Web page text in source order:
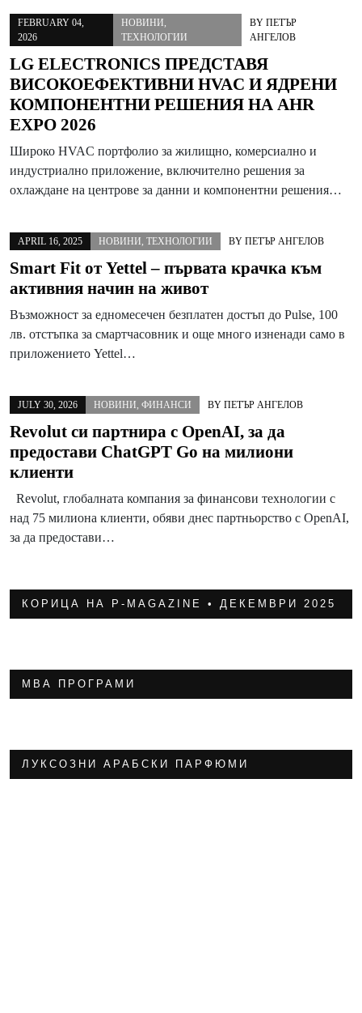
FEBRUARY 04,
2026
НОВИНИ,
ТЕХНОЛОГИИ
BYПЕТЪР
АНГЕЛОВ
LG ELECTRONICS ПРЕДСТАВЯ
ВИСОКОЕФЕКТИВНИ HVAC И ЯДРЕНИ
КОМПОНЕНТНИ РЕШЕНИЯ НА AHR
EXPO 2026
Широко HVAC портфолио за жилищнo, комерсиалнo и
индустриалнo приложениe, включително решения за
охлаждане на центрове за данни и компонентни решения…
APRIL 16, 2025 НОВИНИ, ТЕХНОЛОГИИ BY ПЕТЪР АНГЕЛОВ
Smart Fit от Yettel – първата крачка към
активния начин на живот
Възможност за едномесечен безплатен достъп до Pulse, 100
лв. отстъпка за смартчасовник и още много изненади само в
приложението Yettel…
JULY 30, 2026 НОВИНИ, ФИНАНСИ BY ПЕТЪР АНГЕЛОВ
Revolut си партнира с OpenAI, за да
предостави ChatGPT Go на милиони
клиенти
Revolut, глобалната компания за финансови технологии с
над 75 милиона клиенти, обяви днес партньорство с OpenAI,
за да предостави…
КОРИЦА НА P-MAGAZINE • ДЕКЕМВРИ 2025
МВА ПРОГРАМИ
ЛУКСОЗНИ АРАБСКИ ПАРФЮМИ